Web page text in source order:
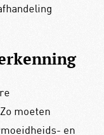
moeten
en